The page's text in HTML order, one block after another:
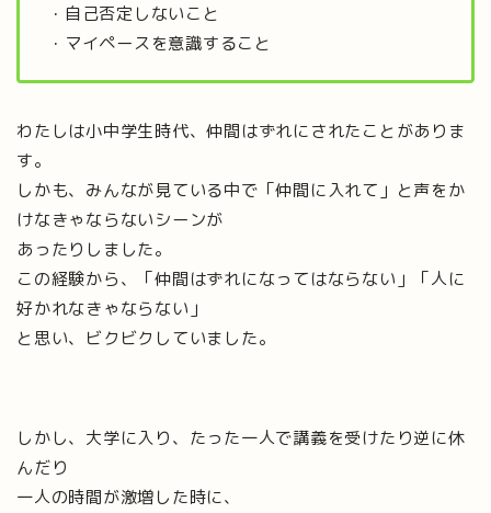
・自己否定しないこと
・マイペースを意識すること
わたしは小中学生時代、仲間はずれにされたことがありま
す。
しかも、みんなが見ている中で「仲間に入れて」と声をか
けなきゃならないシーンが
あったりしました。
この経験から、「仲間はずれになってはならない」「人に
好かれなきゃならない」
と思い、ビクビクしていました。
しかし、大学に入り、たった一人で講義を受けたり逆に休
んだり
一人の時間が激増した時に、